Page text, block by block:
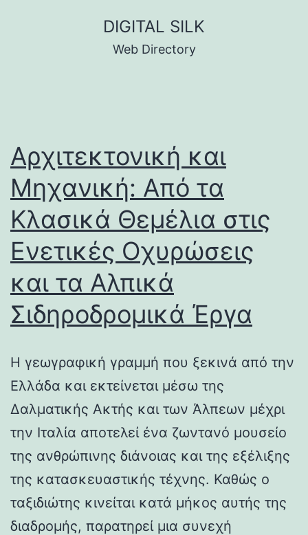
DIGITAL SILK
Web Directory
Αρχιτεκτονική και
Μηχανική: Από τα
Κλασικά Θεμέλια στις
Ενετικές Οχυρώσεις
και τα Αλπικά
Σιδηροδρομικά Έργα
Η γεωγραφική γραμμή που ξεκινά από την
Ελλάδα και εκτείνεται μέσω της
Δαλματικής Ακτής και των Άλπεων μέχρι
την Ιταλία αποτελεί ένα ζωντανό μουσείο
της ανθρώπινης διάνοιας και της εξέλιξης
της κατασκευαστικής τέχνης. Καθώς ο
ταξιδιώτης κινείται κατά μήκος αυτής της
διαδρομής, παρατηρεί μια συνεχή